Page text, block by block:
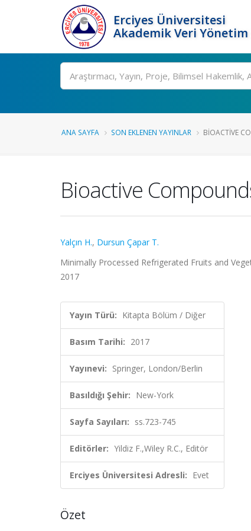
Erciyes Üniversitesi
Akademik Veri Yönetim
Ara
ANA SAYFA SON EKLENEN YAYINLAR BIOACTIVE
Bioactive
Yalçın H., Dursun Çapar T.
Minimally Processed Refrigerated Fruits and
2017
Yayın Türü: Kitapta Bölüm / Diğer
Basım Tarihi: 2017
Yayınevi: Springer, London/Berlin
Basıldığı Şehir: New-York
Sayfa Sayıları: ss.723-745
Editörler: Yildiz F.,Wiley R.C., Editör
Erciyes Üniversitesi Adresli: Evet
Özet